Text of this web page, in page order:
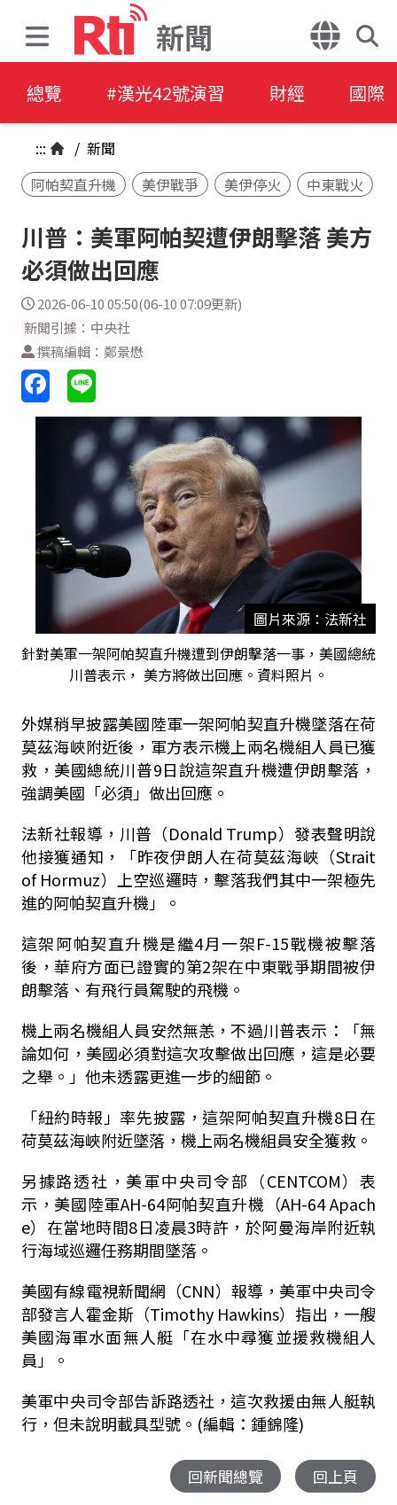
新聞
總覽 #漢光42號演習 財經 國際
::: / 新聞
阿帕契直升機
美伊戰爭 美伊停火 中東戰火
川普：美軍阿帕契遭伊朗擊落 美方
必須做出回應
2026-06-10 05:50(06-10 07:09更新)
新聞引據：中央社
撰稿編輯：鄭景懋
圖片來源：法新社
針對美軍一架阿帕契直升機遭到伊朗擊落一事，美國總統
川普表示， 美方將做出回應。資料照片。
外媒稍早披露美國陸軍一架阿帕契直升機墜落在荷
莫茲海峽附近後，軍方表示機上兩名機組人員已獲
救，美國總統川普9日說這架直升機遭伊朗擊落，
強調美國「必須」做出回應。
法新社報導，川普（Donald Trump）發表聲明說
他接獲通知，「昨夜伊朗人在荷莫茲海峽（Strait
of Hormuz）上空巡邏時，擊落我們其中一架極先
進的阿帕契直升機」。
這架阿帕契直升機是繼4月一架F-15戰機被擊落
後，華府方面已證實的第2架在中東戰爭期間被伊
朗擊落、有飛行員駕駛的飛機。
機上兩名機組人員安然無恙，不過川普表示：「無
論如何，美國必須對這次攻擊做出回應，這是必要
之舉。」他未透露更進一步的細節。
「紐約時報」率先披露，這架阿帕契直升機8日在
荷莫茲海峽附近墜落，機上兩名機組員安全獲救。
另據路透社，美軍中央司令部（CENTCOM）表
示，美國陸軍AH-64阿帕契直升機（AH-64 Apach
e）在當地時間8日凌晨3時許，於阿曼海岸附近執
行海域巡邏任務期間墜落。
美國有線電視新聞網（CNN）報導，美軍中央司令
部發言人霍金斯（Timothy Hawkins）指出，一艘
美國海軍水面無人艇「在水中尋獲並援救機組人
員」。
美軍中央司令部告訴路透社，這次救援由無人艇執
行，但未說明載具型號。(編輯：鍾錦隆)
回新聞總覽 回上頁